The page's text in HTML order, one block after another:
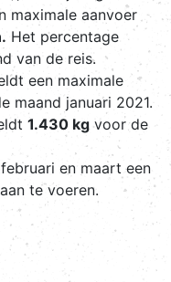
maximale aanvoer
Het percentage
van de reis.
een maximale
maand januari 2021.
1.430 kg voor de
en maart een
te voeren.